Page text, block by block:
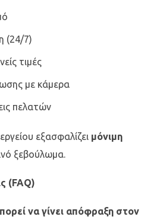
(24/7)
τιμές
με κάμερα
πελατών
εξασφαλίζει μόνιμη
ξεβούλωμα.
(FAQ)
να γίνει απόφραξη στον